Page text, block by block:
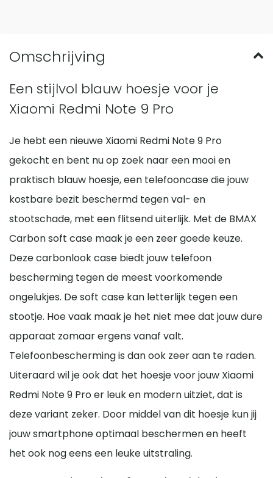
Een stijlvol blauw hoesje voor je
Xiaomi Redmi Note 9 Pro
Je hebt een nieuwe Xiaomi Redmi Note 9 Pro
gekocht en bent nu op zoek naar een mooi en
praktisch blauw hoesje, een telefooncase die jouw
kostbare bezit beschermd tegen val- en
stootschade, met een flitsend uiterlijk. Met de BMAX
Carbon soft case maak je een zeer goede keuze.
Deze carbonlook case biedt jouw telefoon
bescherming tegen de meest voorkomende
ongelukjes. De soft case kan letterlijk tegen een
stootje. Hoe vaak maak je het niet mee dat jouw dure
apparaat zomaar ergens vanaf valt.
Telefoonbescherming is dan ook zeer aan te raden.
Uiteraard wil je ook dat het hoesje voor jouw Xiaomi
Redmi Note 9 Pro er leuk en modern uitziet, dat is
deze variant zeker. Door middel van dit hoesje kun jij
jouw smartphone optimaal beschermen en heeft
het ook nog eens een leuke uitstraling.